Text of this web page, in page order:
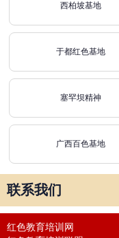
西柏坡基地
于都红色基地
塞罕坝精神
广西百色基地
联系我们
红色教育培训网